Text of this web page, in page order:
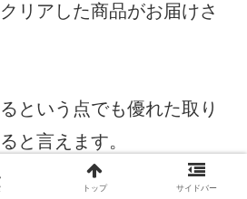
リアした商品がお届けさ
という点でも優れた取り
と言えます。
トップ サイドバー